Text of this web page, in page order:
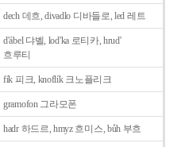
dech 데흐, divadlo 디바들로, led 레트
d'ábel 댜벨, lod'ka 로티카, hrud'
흐루티
fík 피크, knoflík 크노플리크
gramofon 그라모폰
hadr 하드르, hmyz 흐미스, bůh 부흐